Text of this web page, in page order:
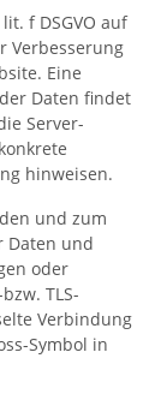
f DSGVO auf
Verbesserung
Eine
Daten findet
Server-
hinweisen.
und zum
Daten und
oder
TLS-
Verbindung
Symbol in